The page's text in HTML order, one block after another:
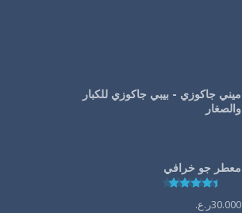
ميني جاكوزي - بيبي جاكوزي للكبار
والصغار
معطر جو خرافي
30.000ر.ع.